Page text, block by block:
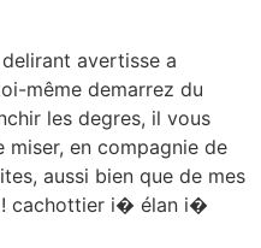
avertisse a
même demarrez du
les degres, il vous
en compagnie de
aussi bien que de mes
! cachottier i� élan i�